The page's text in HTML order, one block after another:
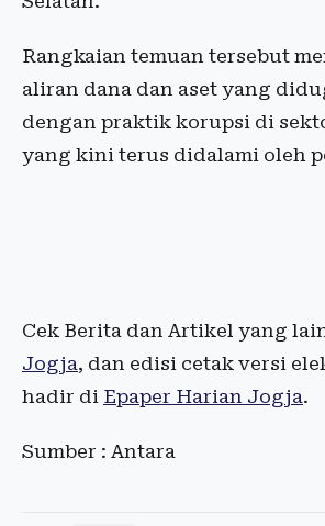
Rangkaian temuan tersebut
aliran dana dan aset yang
dengan praktik korupsi di
yang kini terus didalami oleh
Cek Berita dan Artikel yang
Jogja, dan edisi cetak versi
hadir di Epaper Harian Jogja.
Sumber : Antara